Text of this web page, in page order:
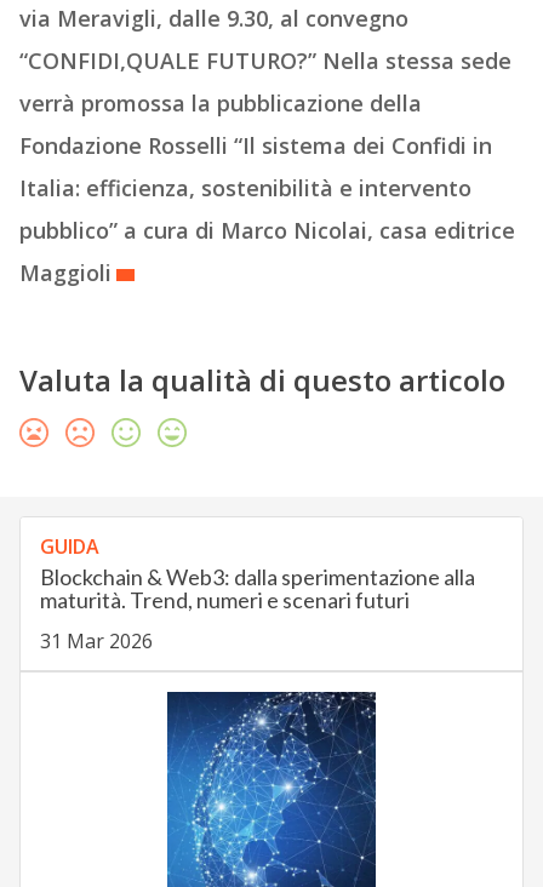
via Meravigli, dalle 9.30, al convegno
“CONFIDI,QUALE FUTURO?” Nella stessa sede
verrà promossa la pubblicazione della
Fondazione Rosselli “Il sistema dei Confidi in
Italia: efficienza, sostenibilità e intervento
pubblico” a cura di Marco Nicolai, casa editrice
Maggioli
Valuta la qualità di questo articolo
GUIDA
Blockchain & Web3: dalla sperimentazione alla
maturità. Trend, numeri e scenari futuri
31 Mar 2026